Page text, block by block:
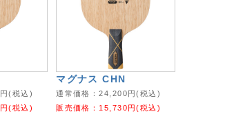
円(税込)
円(税込)
マグナス CHN
通常価格：24,200円(税込)
販売価格： 15,730円(税込)